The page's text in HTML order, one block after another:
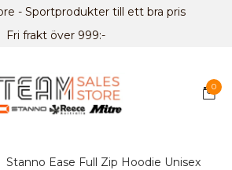
- Sportprodukter till ett bra pris
Fri frakt över 999:-
0
Stanno Ease Full Zip Hoodie Unisex